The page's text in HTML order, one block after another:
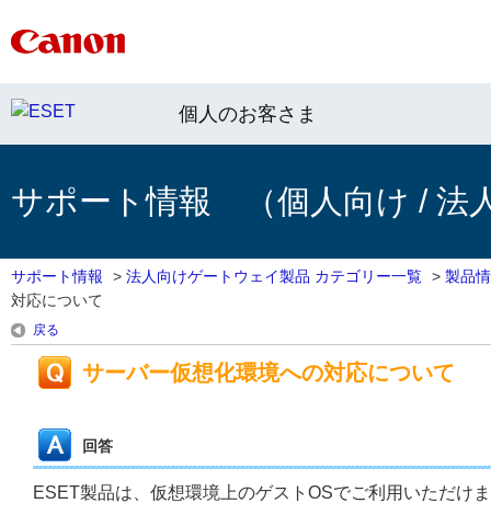
個人のお客さま
サポート情報 （個人向け / 法
サポート情報 > 法人向けゲートウェイ製品 カテゴリー一覧 > 製品
対応について
戻る
サーバー仮想化環境への対応について
回答
ESET製品は、仮想環境上のゲストOSでご利用いただけ